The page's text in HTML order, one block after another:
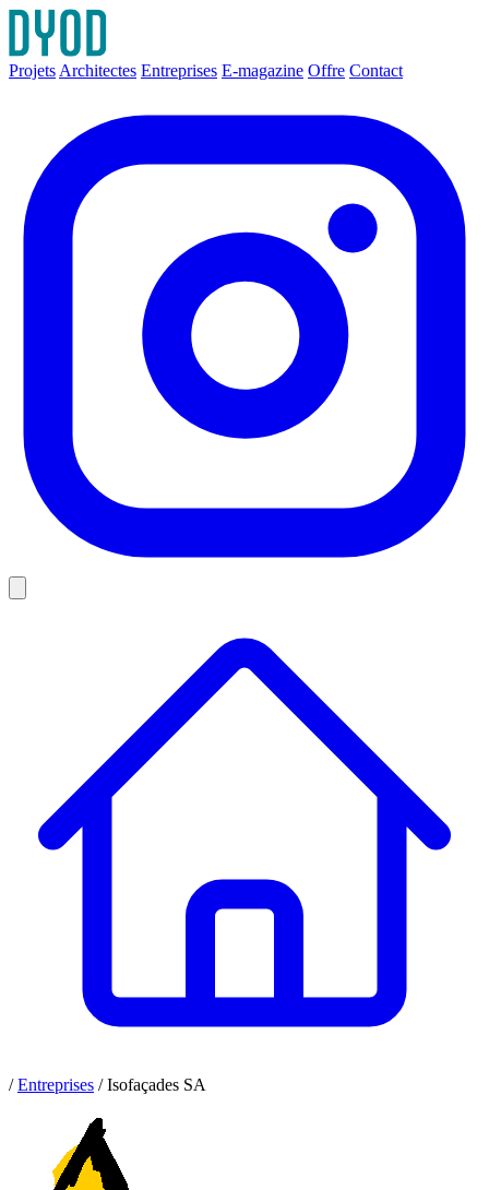
Projets Architectes Entreprises E-magazine Offre Contact
/ Entreprises /Isofaçades SA